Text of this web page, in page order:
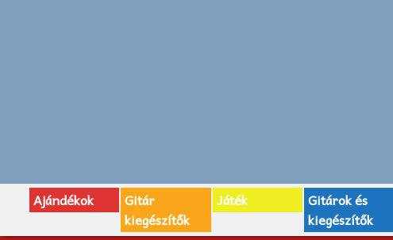
Ajándékok
Gitár
kiegészítők
Játék
Gitárok és
kiegészítők